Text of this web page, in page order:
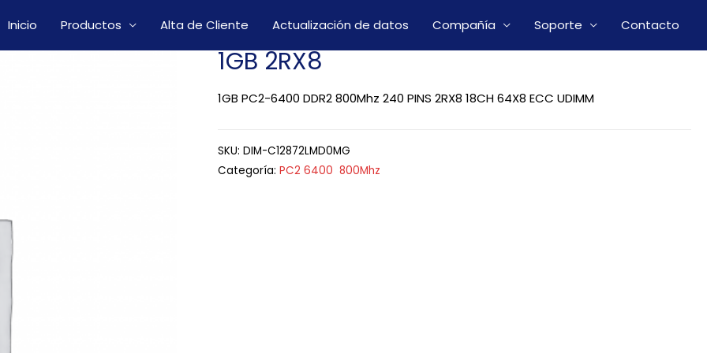
Inicio Productos Alta de Cliente Actualización de datos Compañía Soporte Contacto
1GB 2RX8
1GB PC2-6400 DDR2 800Mhz 240 PINS 2RX8 18CH 64X8 ECC UDIMM
SKU:DIM-C12872LMD0MG
Categoría:PC2 6400 800Mhz